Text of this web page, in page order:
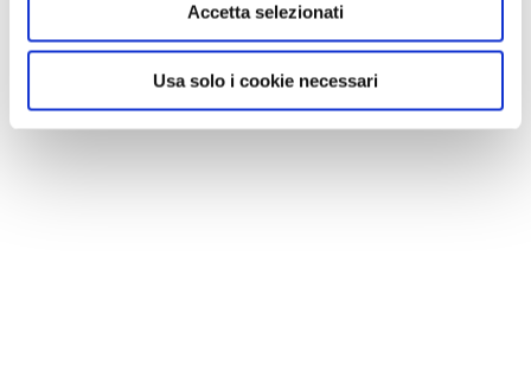
Accetta selezionati
Usa solo i cookie necessari
MAPPA